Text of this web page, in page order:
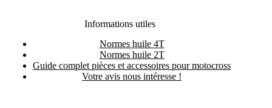
Informations utiles
Normes huile 4T
Normes huile 2T
Guide complet pièces et accessoires pour motocross
Votre avis nous intéresse !